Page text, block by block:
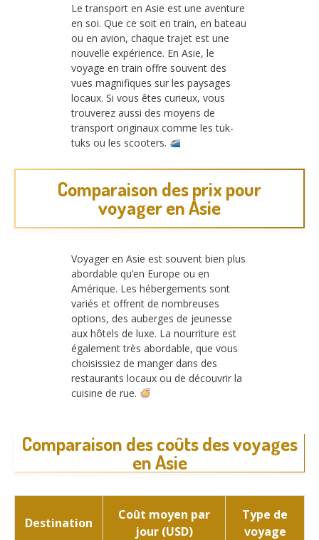
Le transport en Asie est une aventure
en soi. Que ce soit en train, en bateau
ou en avion, chaque trajet est une
nouvelle expérience. En Asie, le
voyage en train offre souvent des
vues magnifiques sur les paysages
locaux. Si vous êtes curieux, vous
trouverez aussi des moyens de
transport originaux comme les tuk-
tuks ou les scooters.
Comparaison des prix pour
voyager en Asie
Voyager en Asie est souvent bien plus
abordable qu’en Europe ou en
Amérique. Les hébergements sont
variés et offrent de nombreuses
options, des auberges de jeunesse
aux hôtels de luxe. La nourriture est
également très abordable, que vous
choisissiez de manger dans des
restaurants locaux ou de découvrir la
cuisine de rue.
Comparaison des coûts des voyages
en Asie
Destination
Coût moyen par
jour (USD)
Type de
voyage